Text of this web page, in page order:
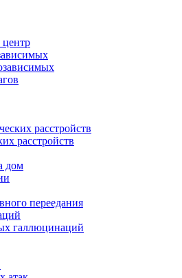
расстройств
расстройств
дом
переедания
галлюцинаций